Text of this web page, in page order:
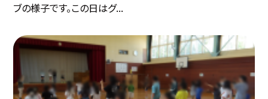
ブの様子です。この日はグ...